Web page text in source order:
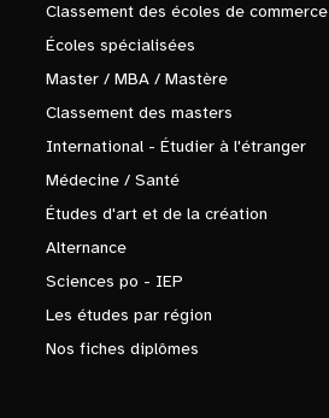
Classement des écoles de commerce
Écoles spécialisées
Master / MBA / Mastère
Classement des masters
International - Étudier à l'étranger
Médecine / Santé
Études d'art et de la création
Alternance
Sciences po - IEP
Les études par région
Nos fiches diplômes